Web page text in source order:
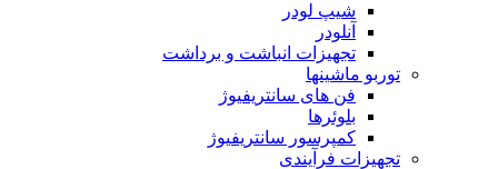
شیپ لودر
آنلودر
تجهیزات انباشت و برداشت
توربو ماشینها
فن های سانتریفیوژ
بلوئرها
کمپرسور سانتریفیوژ
تجهیزات فرآیندی